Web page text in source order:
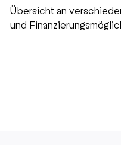
Übersicht an
und